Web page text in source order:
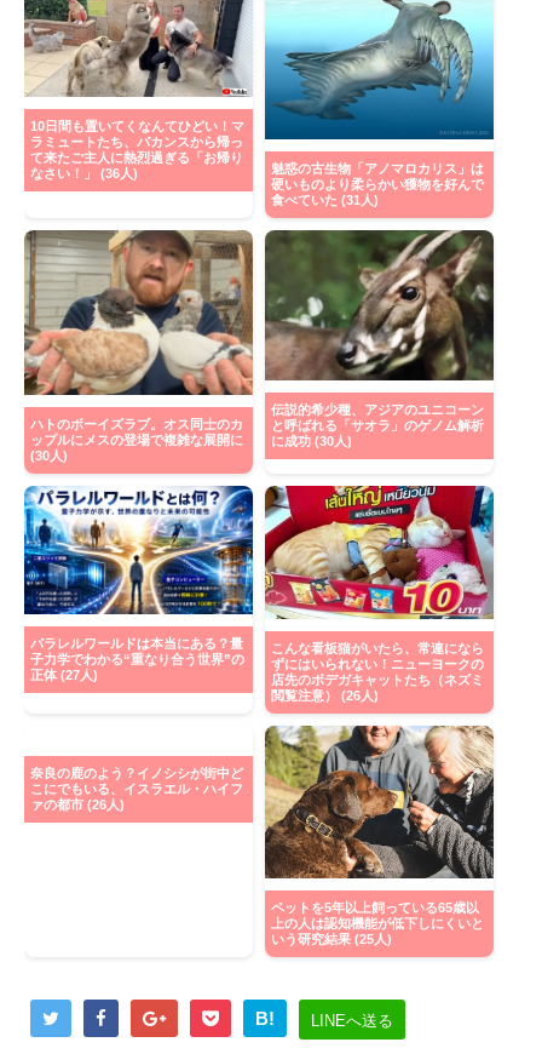
10日間も置いてくなんてひどい！マ
ラミュートたち、バカンスから帰っ
て来たご主人に熱烈過ぎる「お帰り
なさい！」 (36人)
魅惑の古生物「アノマロカリス」は
硬いものより柔らかい獲物を好んで
食べていた (31人)
ハトのボーイズラブ。オス同士のカ
ップルにメスの登場で複雑な展開に
(30人)
伝説的希少種、アジアのユニコーン
と呼ばれる「サオラ」のゲノム解析
に成功 (30人)
パラレルワールドは本当にある？量
子力学でわかる“重なり合う世界”の
正体 (27人)
こんな看板猫がいたら、常連になら
ずにはいられない！ニューヨークの
店先のボデガキャットたち（ネズミ
閲覧注意） (26人)
奈良の鹿のよう？イノシシが街中ど
こにでもいる、イスラエル・ハイフ
ァの都市 (26人)
ペットを5年以上飼っている65歳以
上の人は認知機能が低下しにくいと
いう研究結果 (25人)
B! LINEへ送る